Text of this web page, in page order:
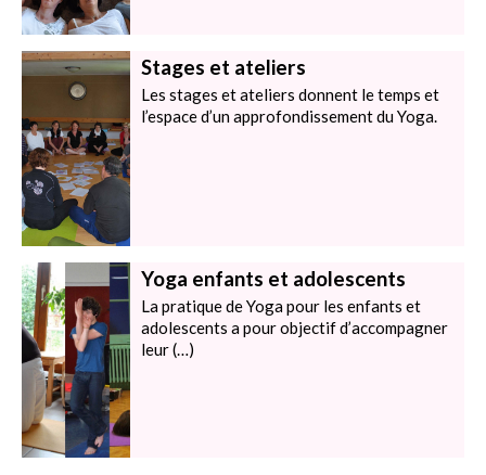
Stages et ateliers
Les stages et ateliers donnent le temps et
l’espace d’un approfondissement du Yoga.
Yoga enfants et adolescents
La pratique de Yoga pour les enfants et
adolescents a pour objectif d’accompagner
leur (…)